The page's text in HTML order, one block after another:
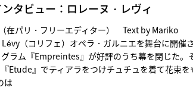
タビュー：ロレーヌ・レヴィ
在パリ・フリーエディター） Text by Mariko
（コリフェ）オペラ・ガルニエを舞台に開催さ
ラム『Empreintes』が好評のうち幕を閉じた。
Etude』でティアラをつけチュチュを着て花束を
は